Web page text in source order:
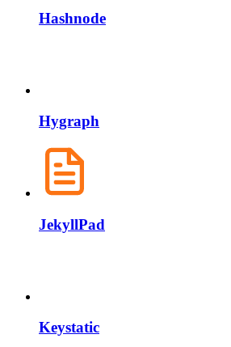
Hashnode
Hygraph
JekyllPad
Keystatic